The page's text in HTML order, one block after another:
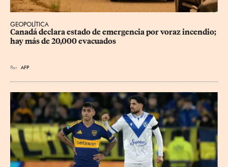
GEOPOLÍTICA
Canadá declara estado de emergencia por voraz incendio;
hay más de 20,000 evacuados
Por AFP